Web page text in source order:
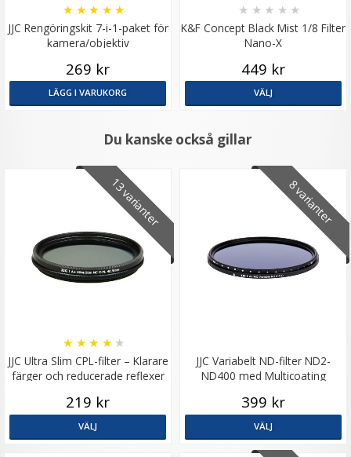
JJC Rengöringskit 7-i-1-paket för
kamera/objektiv
★ ★ ★ ★ ★
269 kr
LÄGG I VARUKORG
K&F Concept Black Mist 1/8 Filter
Nano-X
★ ★ ★ ★ ★
449 kr
VÄLJ
Du kanske också gillar
13 varianter
JJC Ultra Slim CPL-filter – Klarare
färger och reducerade reflexer
★ ★ ★ ★ ★
219 kr
VÄLJ
8 varianter
JJC Variabelt ND-filter ND2-
ND400 med Multicoating
399 kr
VÄLJ